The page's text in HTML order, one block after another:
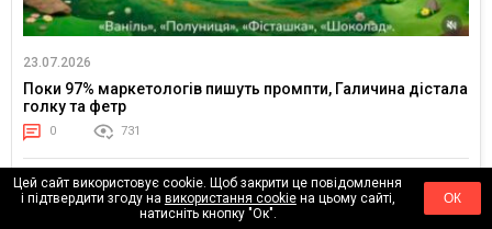
23.07.2026
Поки 97% маркетологів пишуть промпти, Галичина дістала
голку та фетр
0 731
Цей сайт використовує cookie. Щоб закрити це повідомлення
і підтвердити згоду на використання cookieна цьому сайті,
натисніть кнопку "Ок".
ОК